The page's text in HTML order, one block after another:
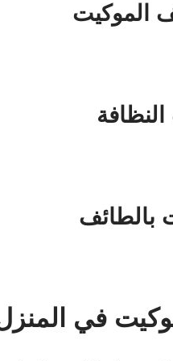
الموكيت
بالطائف
في